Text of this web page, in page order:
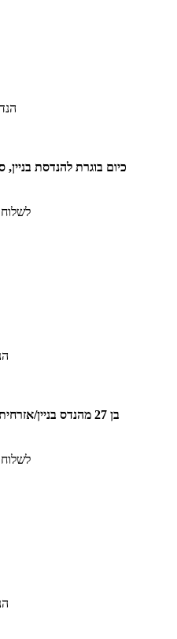
כיום בוגרת להנדסת בניין,
בן 27 מהנדס בניין/